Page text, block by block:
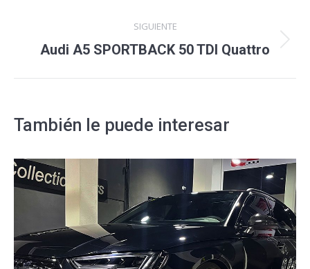
SIGUIENTE
Proyecto
Audi A5 SPORTBACK 50 TDI Quattro
También le puede interesar